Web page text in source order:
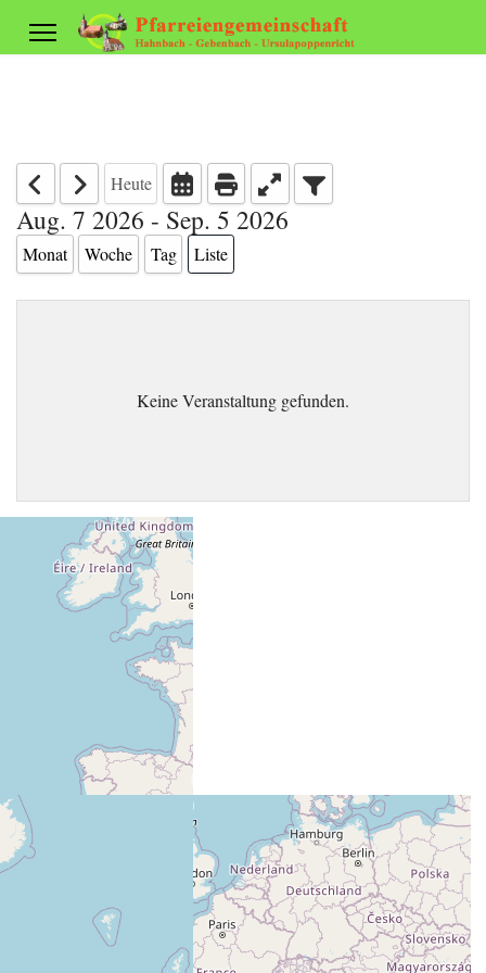
Heute
Aug. 7 2026 - Sep. 5 2026
Monat Woche Tag Liste
Keine Veranstaltung gefunden.